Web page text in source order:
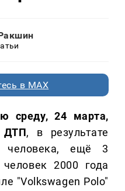
в MAX
среду, 24 марта,
ДТП, в результате
человека, ещё 3
2000 года
"Volkswagen Polo"